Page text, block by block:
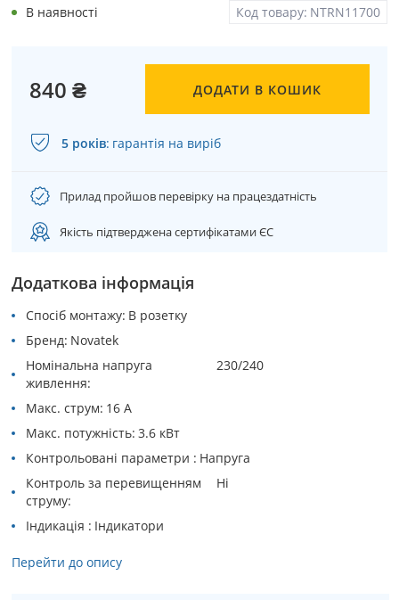
Код товару: NTRN11700
В наявності
840 ₴ ДОДАТИ В КОШИК
5 років: гарантія на виріб
Прилад пройшов перевірку на працездатність
Якість підтверджена сертифікатами ЄС
Додаткова інформація
Спосіб монтажу В розетку
Бренд Novatek
Номінальна напруга
живлення
230/240
Макс. струм 16 А
Макс. потужність 3.6 кВт
Контрольовані параметри
Напруга
Контроль за перевищенням
струму
Ні
Індикація Індикатори
Перейти до опису